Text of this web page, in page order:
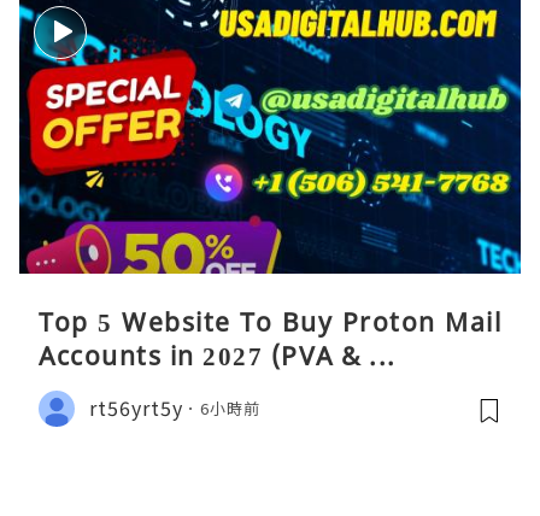
Top 5 Website To Buy Proton Mail
Accounts in 2027 (PVA & ...
rt56yrt5y 6小時前